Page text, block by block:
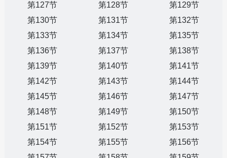
第127节
第128节
第129节
第130节
第131节
第132节
第133节
第134节
第135节
第136节
第137节
第138节
第139节
第140节
第141节
第142节
第143节
第144节
第145节
第146节
第147节
第148节
第149节
第150节
第151节
第152节
第153节
第154节
第155节
第156节